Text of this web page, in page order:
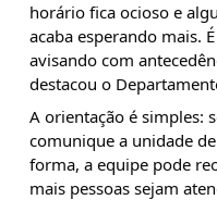
horário fica ocioso e
acaba esperando mais.
avisando com
destacou o
A orientação é simples:
comunique a unidade
forma, a equipe pode
mais pessoas sejam